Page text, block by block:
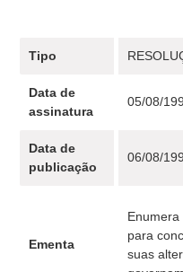
Tipo
Data de
assinatura
05/08/
Data de
publicação
06/08/
Ementa
para
suas